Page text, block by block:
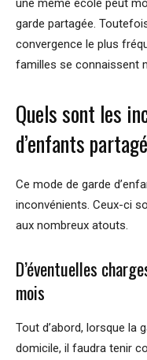
une même école peut
garde partagée.
convergence le plus
familles se connaissent
Quels sont les
d’enfants
Ce mode de garde
inconvénients. Ceux-ci
aux nombreux atouts.
D’éventuelles
mois
Tout d’abord, lorsque la
domicile, il faudra tenir